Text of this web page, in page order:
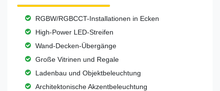
RGBW/RGBCCT-Installationen in Ecken
High-Power LED-Streifen
Wand-Decken-Übergänge
Große Vitrinen und Regale
Ladenbau und Objektbeleuchtung
Architektonische Akzentbeleuchtung